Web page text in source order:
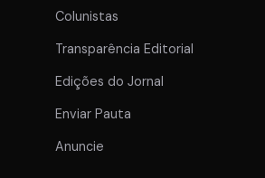
Colunistas
Transparência Editorial
Edições do Jornal
Enviar Pauta
Anuncie